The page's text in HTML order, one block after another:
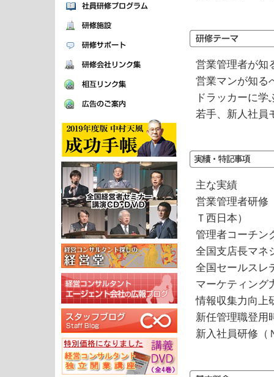
営業管理者が知
営業マンが知る
ドラッカーに
若手、新人社員
主な実績
営業管理者研修
Ｔ西日本）
管理者コーチン
全国支店長マネ
全国セールスレ
マーケティング
情報収集力向上
新任管理職登用
新入社員研修